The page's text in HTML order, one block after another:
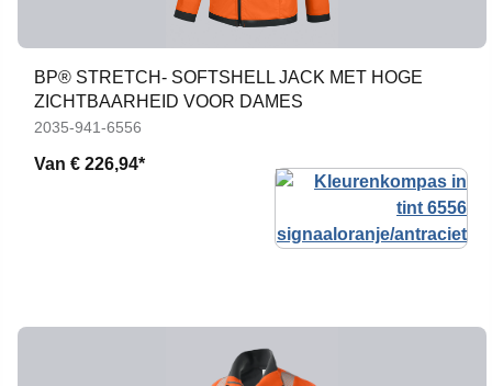
BP® STRETCH- SOFTSHELL JACK MET HOGE
ZICHTBAARHEID VOOR DAMES
2035-941-6556
Van € 226,94*